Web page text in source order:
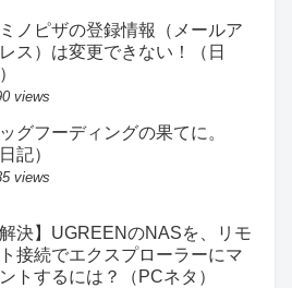
ミノピザの登録情報（メールア
レス）は変更できない！（日
views
ッグフーディングの果てに。
日記）
views
解決】UGREENのNASを、リモ
接続でエクスプローラーにマ
トするには？（PCネタ）